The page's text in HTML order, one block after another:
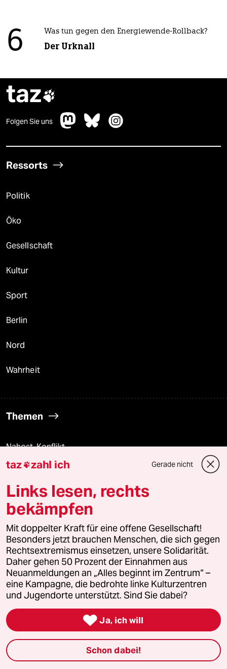
6 Was tun gegen den Energiewende-Rollback?
Der Urknall
taz
Folgen Sie uns
Ressorts
Politik
Öko
Gesellschaft
Kultur
Sport
Berlin
Nord
Wahrheit
Themen
Nahost-Konflikt
USA unter Trump
Landtagswahl in Sachsen-Anhalt
Verlag
Aktuelles
Hausblog
Die Seitenwende
Stellen
taz zahl ich Gerade nicht
Links lesen, rechts
bekämpfen
Mit doppelter Kraft für eine offene Gesellschaft!
Besonders jetzt brauchen Menschen, die sich gegen
Rechtsextremismus einsetzen, unsere Solidarität.
Daher gehen 50 Prozent der Einnahmen aus
Neuanmeldungen an „Alles beginnt im Zentrum“ –
eine Kampagne, die bedrohte linke Kulturzentren
und Jugendorte unterstützt. Sind Sie dabei?
 Ja, ich will
Schon dabei!